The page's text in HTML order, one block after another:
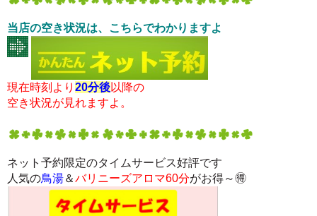
当店の空き状況は、こちらでわかりますよ
現在時刻より 20分後以降の
空き状況が見れますよ。
ネット予約限定のタイムサービス好評です
人気の鳥湯＆バリニーズアロマ60分がお得～🉐